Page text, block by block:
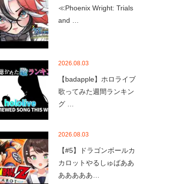
≪Phoenix Wright: Trials
and …
2026.08.03
【badapple】ホロライブ
歌ってみた週間ランキン
グ …
2026.08.03
【#5】ドラゴンボールカ
カロットやるしゅばああ
あああああ…